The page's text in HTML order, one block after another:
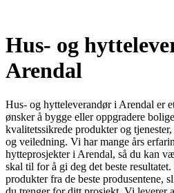
Hus- og
Arendal
Hus- og hytteleverandør i Arendal er
ønsker å bygge eller oppgradere
kvalitetssikrede produkter og
og veiledning. Vi har mange års
hytteprosjekter i Arendal, så du kan
skal til for å gi deg det beste
produkter fra de beste produsentene,